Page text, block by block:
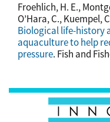
Froehlich, H. E.,
O’Hara, C., Kuempel,
Biological life-history
aquaculture to help
pressure. Fish and